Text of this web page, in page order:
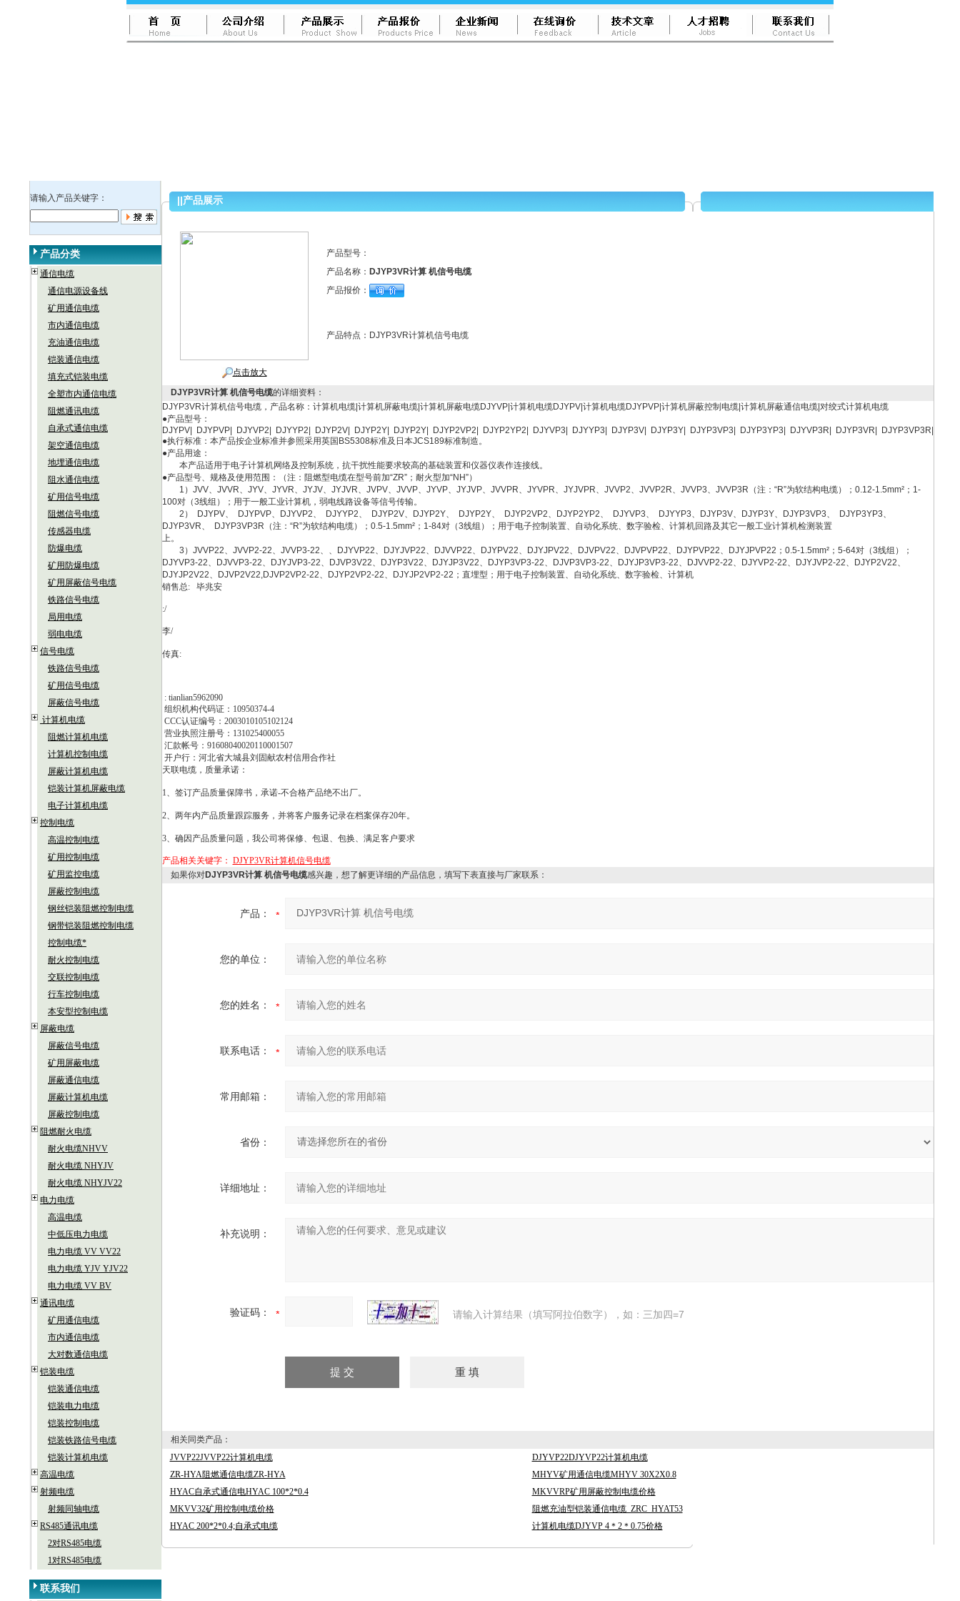
请输入产品关键字：
产品分类
通信电缆
通信电源设备线
矿用通信电缆
市内通信电缆
充油通信电缆
铠装通信电缆
填充式铠装电缆
全塑市内通信电缆
阻燃通讯电缆
自承式通信电缆
架空通信电缆
地埋通信电缆
阻水通信电缆
矿用信号电缆
阻燃信号电缆
传感器电缆
防爆电缆
矿用防爆电缆
矿用屏蔽信号电缆
铁路信号电缆
局用电缆
弱电电缆
信号电缆
铁路信号电缆
矿用信号电缆
屏蔽信号电缆
计算机电缆
阻燃计算机电缆
计算机控制电缆
屏蔽计算机电缆
铠装计算机屏蔽电缆
电子计算机电缆
控制电缆
高温控制电缆
矿用控制电缆
矿用监控电缆
屏蔽控制电缆
钢丝铠装阻燃控制电缆
钢带铠装阻燃控制电缆
控制电缆*
耐火控制电缆
交联控制电缆
行车控制电缆
本安型控制电缆
屏蔽电缆
屏蔽信号电缆
矿用屏蔽电缆
屏蔽通信电缆
屏蔽计算机电缆
屏蔽控制电缆
阻燃耐火电缆
耐火电缆NHVV
耐火电缆 NHYJV
耐火电缆 NHYJV22
电力电缆
高温电缆
中低压电力电缆
电力电缆 VV VV22
电力电缆 YJV YJV22
电力电缆 VV BV
通讯电缆
矿用通信电缆
市内通信电缆
大对数通信电缆
铠装电缆
铠装通信电缆
铠装电力电缆
铠装控制电缆
铠装铁路信号电缆
铠装计算机电缆
高温电缆
射频电缆
射频同轴电缆
RS485通讯电缆
2对RS485电缆
1对RS485电缆
联系我们
||产品展示
点击放大
产品型号：
产品名称： DJYP3VR计算 机信号电缆
产品报价：
产品特点： DJYP3VR计算机信号电缆
DJYP3VR计算 机信号电缆的详细资料：
DJYP3VR计算机信号电缆，产品名称：计算机电缆|计算机屏蔽电缆|计算机屏蔽电缆DJYVP|计算机电缆DJYPV|计算机电缆DJYPVP|计算机屏蔽控制电缆|计算机屏蔽通信电缆|对绞式计算机电缆
●产品型号：
DJYPV| DJYPVP| DJYVP2| DJYYP2| DJYP2V| DJYP2Y| DJYP2Y| DJYP2VP2| DJYP2YP2| DJYVP3| DJYYP3| DJYP3V| DJYP3Y| DJYP3VP3| DJYP3YP3| DJYVP3R| DJYP3VR| DJYP3VP3R|
●执行标准：本产品按企业标准并参照采用英国BS5308标准及日本JCS189标准制造。
●产品用途：
本产品适用于电子计算机网络及控制系统，抗干扰性能要求较高的基础装置和仪器仪表作连接线。
●产品型号、规格及使用范围：（注：阻燃型电缆在型号前加“ZR”；耐火型加“NH”）
1）JVV、JVVR、JYV、JYVR、JYJV、JYJVR、JVPV、JVVP、JYVP、JYJVP、JVVPR、JYVPR、JYJVPR、JVVP2、JVVP2R、JVVP3、JVVP3R（注：“R”为软结构电缆）；0.12-1.5mm²；1-
100对（3线组）；用于一般工业计算机，弱电线路设备等信号传输。
2） DJYPV、 DJYPVP、DJYVP2、 DJYYP2、 DJYP2V、DJYP2Y、 DJYP2Y、 DJYP2VP2、DJYP2YP2、 DJYVP3、 DJYYP3、DJYP3V、DJYP3Y、DJYP3VP3、 DJYP3YP3、
DJYP3VR、 DJYP3VP3R（注：“R”为软结构电缆）；0.5-1.5mm²；1-84对（3线组）；用于电子控制装置、自动化系统、数字验检、计算机回路及其它一般工业计算机检测装置
上。
3）JVVP22、JVVP2-22、JVVP3-22、、DJYVP22、DJYJVP22、DJVVP22、DJYPV22、DJYJPV22、DJVPV22、DJVPVP22、DJYPVP22、DJYJPVP22；0.5-1.5mm²；5-64对（3线组）；
DJYVP3-22、DJVVP3-22、DJYJVP3-22、DJVP3V22、DJYP3V22、DJYJP3V22、DJYP3VP3-22、DJVP3VP3-22、DJYJP3VP3-22、DJVVP2-22、DJYVP2-22、DJYJVP2-22、DJYP2V22、
DJYJP2V22、DJVP2V22,DJVP2VP2-22、DJYP2VP2-22、DJYJP2VP2-22；直埋型；用于电子控制装置、自动化系统、数字验检、计算机
销售总: 毕兆安
:/
李/
传真:
: tianlian5962090
组织机构代码证： 10950374-4
CCC认证编号： 2003010105102124
营业执照注册号： 131025400055
汇款帐号： 91608040020110001507
开户行：河北省大城县刘固献农村信用合作社
天联电缆，质量承诺：
1、签订产品质量保障书，承诺-不合格产品绝不出厂。
2、两年内产品质量跟踪服务，并将客户服务记录在档案保存20年。
3、确因产品质量问题，我公司将保修、包退、包换、满足客户要求
产品相关关键字： DJYP3VR计算机信号电缆
如果你对DJYP3VR计算 机信号电缆感兴趣，想了解更详细的产品信息，填写下表直接与厂家联系：
产品：
您的单位：
您的姓名：
联系电话：
常用邮箱：
省份：
详细地址：
补充说明：
验证码： 请输入计算结果（填写阿拉伯数字），如：三加四=7
相关同类产品：
JVVP22JVVP22计算机电缆
DJYVP22DJYVP22计算机电缆
ZR-HYA阻燃通信电缆ZR-HYA
MHYV矿用通信电缆MHYV 30X2X0.8
HYAC自承式通信电HYAC 100*2*0.4
MKVVRP矿用屏蔽控制电缆价格
MKVV32矿用控制电缆价格
阻燃充油型铠装通信电缆_ZRC_HYAT53
HYAC 200*2*0.4;自承式电缆
计算机电缆DJYVP 4＊2＊0.75价格